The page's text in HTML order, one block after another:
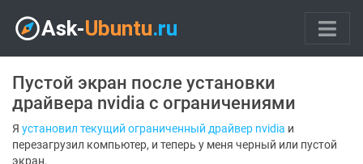
Пустой экран после установки
драйвера nvidia с ограничениями
Я установил текущий ограниченный драйвер nvidia и
перезагрузил компьютер, и теперь у меня черный или пустой
экран.